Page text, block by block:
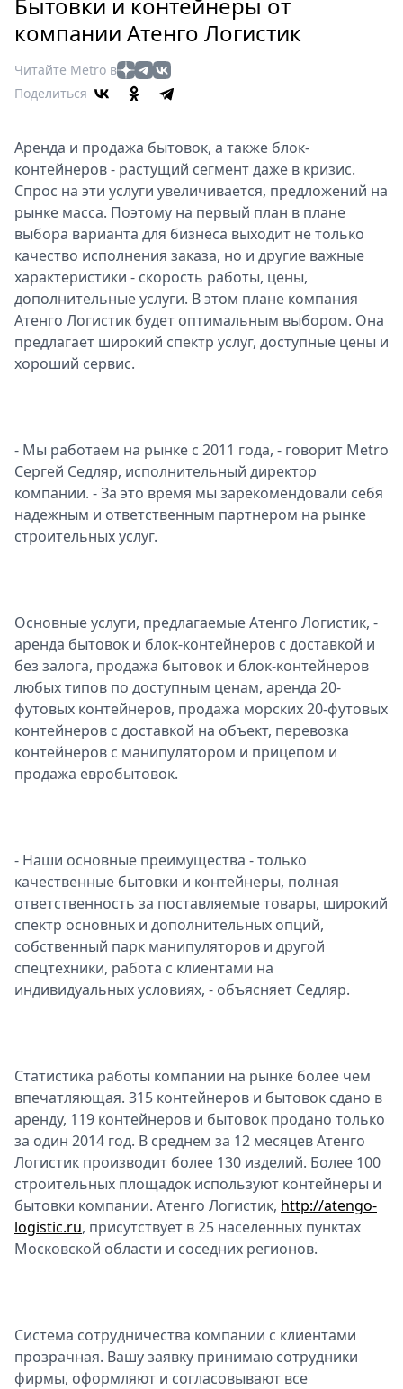
Россия
Здоровье
Еда
Мода
Театр
Кино
Афиша
Книги
Выставки
Пресс-
релизы
О
Metro
Звезды
Выборы
2026
Скачай
Metro
компании Атенго Логистик
Читайте Metro в
Поделиться
Аренда и продажа бытовок, а также блок-
контейнеров - растущий сегмент даже в кризис.
Спрос на эти услуги увеличивается, предложений на
рынке масса. Поэтому на первый план в плане
выбора варианта для бизнеса выходит не только
качество исполнения заказа, но и другие важные
характеристики - скорость работы, цены,
дополнительные услуги. В этом плане компания
Атенго Логистик будет оптимальным выбором. Она
предлагает широкий спектр услуг, доступные цены и
хороший сервис.
- Мы работаем на рынке с 2011 года, - говорит Metro
Сергей Седляр, исполнительный директор
компании. - За это время мы зарекомендовали себя
надежным и ответственным партнером на рынке
строительных услуг.
Основные услуги, предлагаемые Атенго Логистик, -
аренда бытовок и блок-контейнеров с доставкой и
без залога, продажа бытовок и блок-контейнеров
любых типов по доступным ценам, аренда 20-
футовых контейнеров, продажа морских 20-футовых
контейнеров с доставкой на объект, перевозка
контейнеров с манипулятором и прицепом и
продажа евробытовок.
- Наши основные преимущества - только
качественные бытовки и контейнеры, полная
ответственность за поставляемые товары, широкий
спектр основных и дополнительных опций,
собственный парк манипуляторов и другой
спецтехники, работа с клиентами на
индивидуальных условиях, - объясняет Седляр.
Статистика работы компании на рынке более чем
впечатляющая. 315 контейнеров и бытовок сдано в
аренду, 119 контейнеров и бытовок продано только
за один 2014 год. В среднем за 12 месяцев Атенго
Логистик производит более 130 изделий. Более 100
строительных площадок используют контейнеры и
бытовки компании. Атенго Логистик, http://atengo-
logistic.ru, присутствует в 25 населенных пунктах
Московской области и соседних регионов.
Система сотрудничества компании с клиентами
прозрачная. Вашу заявку принимаю сотрудники
фирмы, оформляют и согласовывают все